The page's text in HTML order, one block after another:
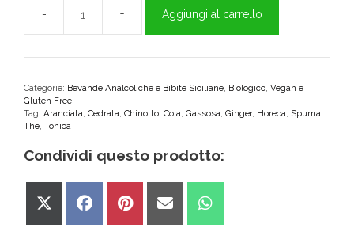
Chinotto
BIO
Tomarchio
x
Aggiungi al carrello
Categorie: Bevande Analcoliche e Bibite Siciliane, Biologico, Vegan e
Gluten Free
Tag: Aranciata, Cedrata, Chinotto, Cola, Gassosa, Ginger, Horeca, Spuma,
Thè, Tonica
Condividi questo prodotto:
Share
Share
Share
Share
Share